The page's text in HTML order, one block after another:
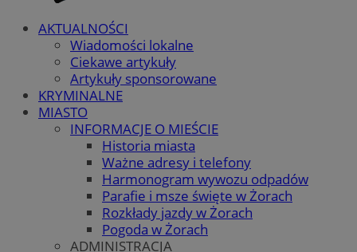
AKTUALNOŚCI
Wiadomości lokalne
Ciekawe artykuły
Artykuły sponsorowane
KRYMINALNE
MIASTO
INFORMACJE O MIEŚCIE
Historia miasta
Ważne adresy i telefony
Harmonogram wywozu odpadów
Parafie i msze święte w Żorach
Rozkłady jazdy w Żorach
Pogoda w Żorach
ADMINISTRACJA